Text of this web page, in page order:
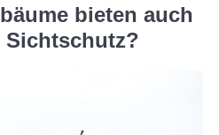
bieten auch
Sichtschutz?